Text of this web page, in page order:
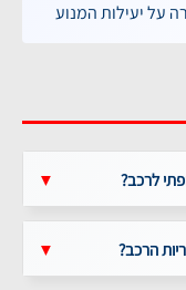
על יעילות המנוע
לרכב? ▼
הרכב? ▼